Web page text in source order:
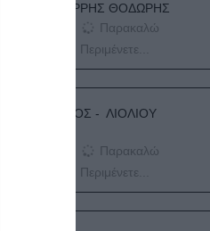
ΕΙΠΕΣ – ΦΕΡΡΗΣ ΘΟΔΩΡΗΣ
Παρακαλώ
Περιμένετε...
ΛΟΓΑΡΙΑΣΜΟΣ - ΛΙΟΛΙΟΥ
Παρακαλώ
Περιμένετε...